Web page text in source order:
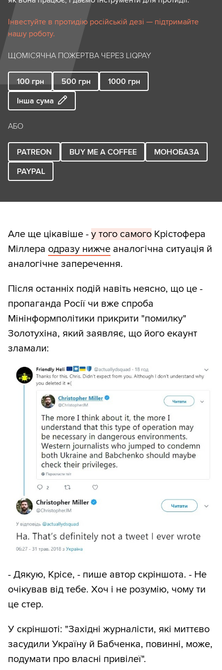
Інвестуйте в протидію російській дезі — підтримайте
нашу роботу.
ЩОМІСЯЧНА ПОЖЕРТВА ЧЕРЕЗ LIQPAY
100 грн 500 грн 1000 грн
Інша сума
АБО
PATREON BUY ME A COFFEE
МОНОБАЗА
PAYPAL
Але ще цікавіше - у того самого Крістофера
Міллера одразу нижче аналогічна ситуація й
аналогічне заперечення.
Після останніх подій навіть неясно, що це -
пропаганда Росії чи вже спроба
Мінінформполітики прикрити "помилку"
Золотухіна, який заявляє, що його екаунт
зламали:
- Дякую, Крісе, - пише автор скріншота. - Не
очікував від тебе. Хоч і не розумію, чому ти
це стер.
У скріншоті: "Західні журналісти, які миттєво
засудили Україну й Бабченка, повинні, може,
подумати про власні привілеї".